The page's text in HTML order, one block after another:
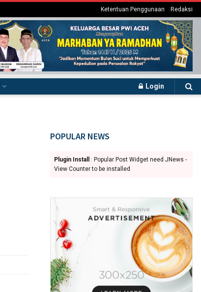
Ketentuan Penggunaan Redaksi
Login
POPULAR NEWS
Plugin Install
: Popular Post Widget need JNews -
View Counter to be installed